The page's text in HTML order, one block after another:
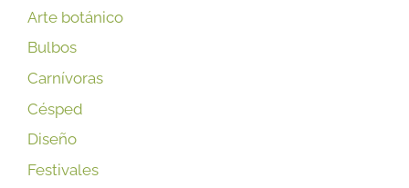
Arte botánico
Bulbos
Carnívoras
Césped
Diseño
Festivales